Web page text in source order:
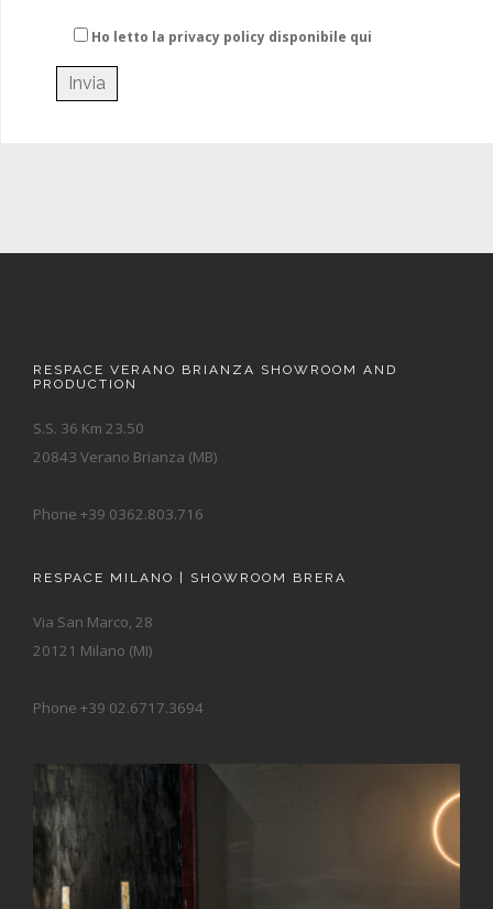
Ho letto la privacy policy disponibile qui
RESPACE VERANO BRIANZA SHOWROOM AND
PRODUCTION
S.S. 36 Km 23.50
20843 Verano Brianza (MB)
Phone +39 0362.803.716
RESPACE MILANO | SHOWROOM BRERA
Via San Marco, 28
20121 Milano (MI)
Phone +39 02.6717.3694